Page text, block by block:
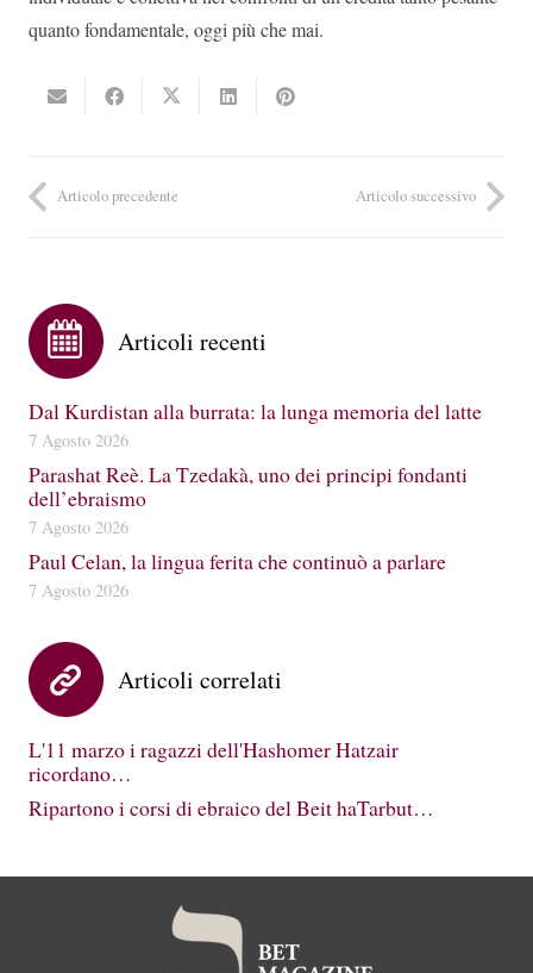
quanto fondamentale, oggi più che mai.
Articolo precedente Articolo successivo
Articoli recenti
Dal Kurdistan alla burrata: la lunga memoria del latte
7 Agosto 2026
Parashat Reè. La Tzedakà, uno dei principi fondanti
dell’ebraismo
7 Agosto 2026
Paul Celan, la lingua ferita che continuò a parlare
7 Agosto 2026
Articoli correlati
L'11 marzo i ragazzi dell'Hashomer Hatzair
ricordano…
Ripartono i corsi di ebraico del Beit haTarbut…